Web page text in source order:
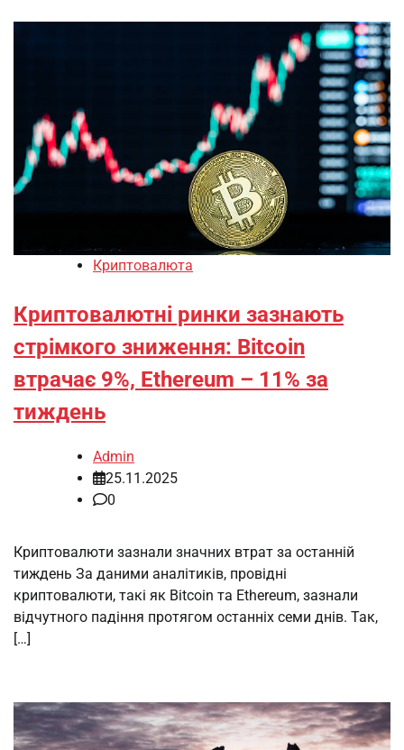
Криптовалюта
Криптовалютні ринки зазнають
стрімкого зниження: Bitcoin
втрачає 9%, Ethereum – 11% за
тиждень
Admin
25.11.2025
0
Криптовалюти зазнали значних втрат за останній
тиждень За даними аналітиків, провідні
криптовалюти, такі як Bitcoin та Ethereum, зазнали
відчутного падіння протягом останніх семи днів. Так,
[…]